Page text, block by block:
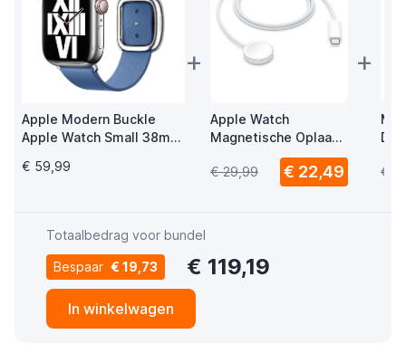
Apple Modern Buckle
Apple Watch Small 38mm
Azure
€ 59,99
+
Apple Watch
Magnetische Oplaad
USB-C Kabel 1m
€ 29,99
€ 22,49
+
€
Totaalbedrag voor bundel
Bespaar € 19,73 € 119,19
In winkelwagen